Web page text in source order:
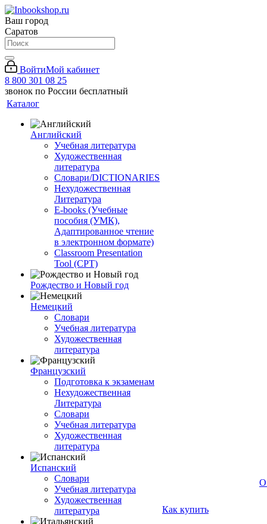
Ваш город
Саратов
ВойтиМой кабинет
8 800 301 08 25
звонок по России бесплатный
Каталог
Английский
Учебная литература
Художественная
литература
Словари/DICTIONARIES
Нехудожественная
Литература
E-books (Учебные
пособия (УМК),
Адаптированное чтение
в электронном формате)
Classroom Presentation
Tool (CPT)
Рождество и Новый год
Немецкий
Словари
Учебная литература
Художественная
литература
Французский
Подготовка к экзаменам
Нехудожественная
Литература
Словари
Учебная литература
Художественная
литература
Испанский
Словари
Учебная литература
Художественная
литература
Как купить
О